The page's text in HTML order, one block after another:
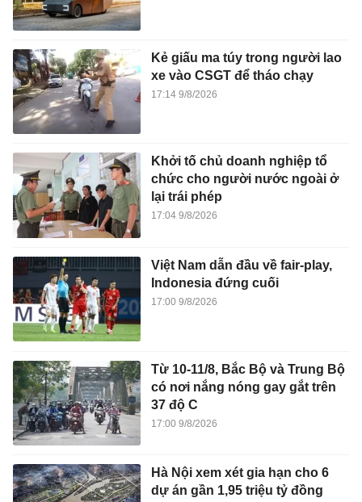
Kẻ giấu ma túy trong người lao
xe vào CSGT để tháo chạy
17:14 9/8/2026
Khởi tố chủ doanh nghiệp tổ
chức cho người nước ngoài ở
lại trái phép
17:04 9/8/2026
Việt Nam dẫn đầu về fair-play,
Indonesia đứng cuối
17:00 9/8/2026
Từ 10-11/8, Bắc Bộ và Trung Bộ
có nơi nắng nóng gay gắt trên
37 độ C
17:00 9/8/2026
Hà Nội xem xét gia hạn cho 6
dự án gần 1,95 triệu tỷ đồng